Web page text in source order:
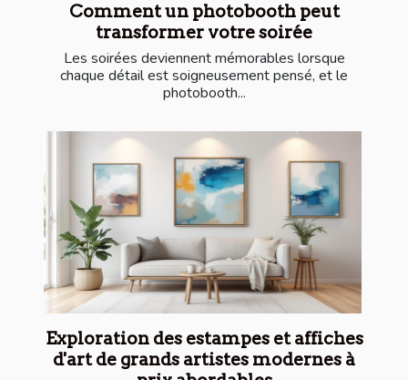
Comment un photobooth peut
transformer votre soirée
Les soirées deviennent mémorables lorsque
chaque détail est soigneusement pensé, et le
photobooth...
Exploration des estampes et affiches
d'art de grands artistes modernes à